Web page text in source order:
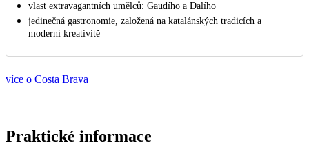
vlast extravagantních umělců: Gaudího a Dalího
jedinečná gastronomie, založená na katalánských tradicích a
moderní kreativitě
více o Costa Brava
Praktické informace